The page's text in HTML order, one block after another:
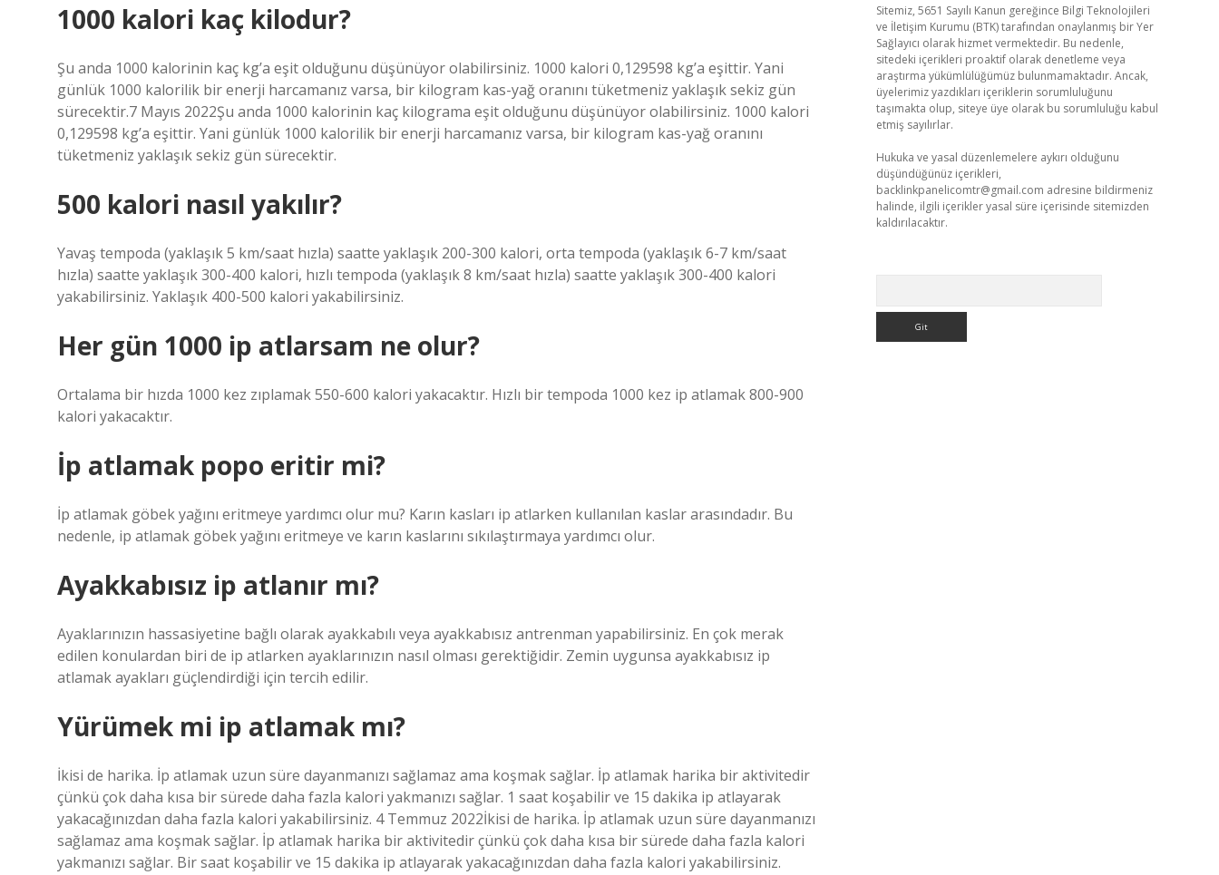
1000 kalori kaç kilodur?
Şu anda 1000 kalorinin kaç kg’a eşit olduğunu düşünüyor olabilirsiniz. 1000 kalori 0,129598 kg’a eşittir. Yani
günlük 1000 kalorilik bir enerji harcamanız varsa, bir kilogram kas-yağ oranını tüketmeniz yaklaşık sekiz gün
sürecektir.7 Mayıs 2022Şu anda 1000 kalorinin kaç kilograma eşit olduğunu düşünüyor olabilirsiniz. 1000 kalori
0,129598 kg’a eşittir. Yani günlük 1000 kalorilik bir enerji harcamanız varsa, bir kilogram kas-yağ oranını
tüketmeniz yaklaşık sekiz gün sürecektir.
500 kalori nasıl yakılır?
Yavaş tempoda (yaklaşık 5 km/saat hızla) saatte yaklaşık 200-300 kalori, orta tempoda (yaklaşık 6-7 km/saat
hızla) saatte yaklaşık 300-400 kalori, hızlı tempoda (yaklaşık 8 km/saat hızla) saatte yaklaşık 300-400 kalori
yakabilirsiniz. Yaklaşık 400-500 kalori yakabilirsiniz.
Her gün 1000 ip atlarsam ne olur?
Ortalama bir hızda 1000 kez zıplamak 550-600 kalori yakacaktır. Hızlı bir tempoda 1000 kez ip atlamak 800-900
kalori yakacaktır.
İp atlamak popo eritir mi?
İp atlamak göbek yağını eritmeye yardımcı olur mu? Karın kasları ip atlarken kullanılan kaslar arasındadır. Bu
nedenle, ip atlamak göbek yağını eritmeye ve karın kaslarını sıkılaştırmaya yardımcı olur.
Ayakkabısız ip atlanır mı?
Ayaklarınızın hassasiyetine bağlı olarak ayakkabılı veya ayakkabısız antrenman yapabilirsiniz. En çok merak
edilen konulardan biri de ip atlarken ayaklarınızın nasıl olması gerektiğidir. Zemin uygunsa ayakkabısız ip
atlamak ayakları güçlendirdiği için tercih edilir.
Yürümek mi ip atlamak mı?
İkisi de harika. İp atlamak uzun süre dayanmanızı sağlamaz ama koşmak sağlar. İp atlamak harika bir aktivitedir
çünkü çok daha kısa bir sürede daha fazla kalori yakmanızı sağlar. 1 saat koşabilir ve 15 dakika ip atlayarak
yakacağınızdan daha fazla kalori yakabilirsiniz. 4 Temmuz 2022İkisi de harika. İp atlamak uzun süre dayanmanızı
sağlamaz ama koşmak sağlar. İp atlamak harika bir aktivitedir çünkü çok daha kısa bir sürede daha fazla kalori
yakmanızı sağlar. Bir saat koşabilir ve 15 dakika ip atlayarak yakacağınızdan daha fazla kalori yakabilirsiniz.
Sitemiz, 5651 Sayılı Kanun gereğince Bilgi Teknolojileri
ve İletişim Kurumu (BTK) tarafından onaylanmış bir Yer
Sağlayıcı olarak hizmet vermektedir. Bu nedenle,
sitedeki içerikleri proaktif olarak denetleme veya
araştırma yükümlülüğümüz bulunmamaktadır. Ancak,
üyelerimiz yazdıkları içeriklerin sorumluluğunu
taşımakta olup, siteye üye olarak bu sorumluluğu kabul
etmiş sayılırlar.
Hukuka ve yasal düzenlemelere aykırı olduğunu
düşündüğünüz içerikleri,
backlinkpanelicomtr@gmail.com adresine bildirmeniz
halinde, ilgili içerikler yasal süre içerisinde sitemizden
kaldırılacaktır.